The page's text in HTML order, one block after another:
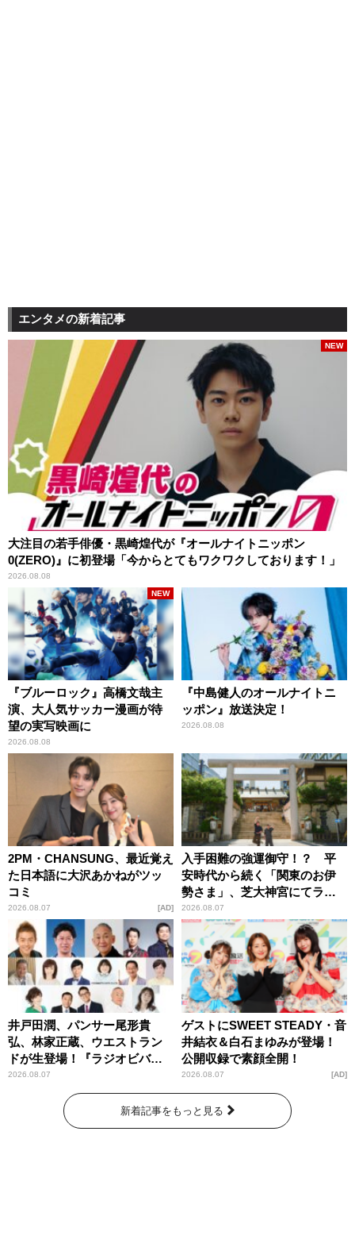
エンタメの新着記事
大注目の若手俳優・黒崎煌代が『オールナイトニッポン
0(ZERO)』に初登場「今からとてもワクワクしております！」
2026.08.08
NEW
『ブルーロック』高橋文哉主
演、大人気サッカー漫画が待
望の実写映画に
2026.08.08
NEW
『中島健人のオールナイトニ
ッポン』放送決定！
2026.08.08
2PM・CHANSUNG、最近覚え
た日本語に大沢あかねがツッ
コミ
2026.08.07 AD
入手困難の強運御守！？ 平
安時代から続く「関東のお伊
勢さま」、芝大神宮にてラン
パンプスが合格祈願！
2026.08.07
井戸田潤、パンサー尾形貴
弘、林家正蔵、ウエストラン
ドが生登場！『ラジオビバリ
ー昼ズ』
2026.08.07
ゲストにSWEET STEADY・音
井結衣＆白石まゆみが登場！
公開収録で素顔全開！
2026.08.07 AD
新着記事をもっと見る